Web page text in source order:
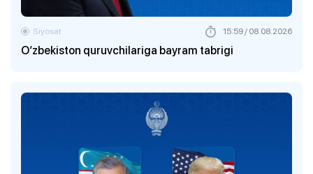
O‘zbekiston quruvchilariga bayram tabrigi
Siyosat 15:59 / 08.08.2026